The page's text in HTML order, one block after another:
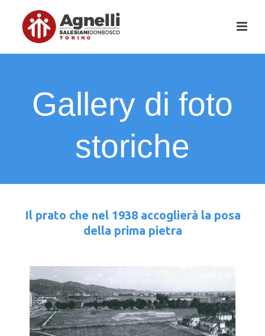
Gallery di foto
storiche
Il prato che nel 1938 accoglierà la posa
della prima pietra